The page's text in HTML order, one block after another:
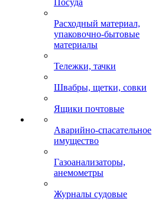
Посуда
Расходный материал,
упаковочно-бытовые
материалы
Тележки, тачки
Швабры, щетки, совки
Ящики почтовые
Аварийно-спасательное
имущество
Газоанализаторы,
анемометры
Журналы судовые